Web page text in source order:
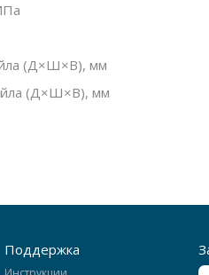
(Д×Ш×В), мм
(Д×Ш×В), мм
Поддержка